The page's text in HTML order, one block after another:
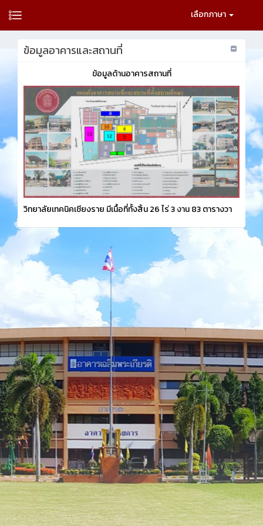
เลือกภาษา
ข้อมูลอาคารและสถานที่
ข้อมูลด้านอาคารสถานที่
วิทยาลัยเทคนิคเชียงราย มีเนื้อที่ทั้งสิ้น 26 ไร่ 3 งาน 83 ตารางวา